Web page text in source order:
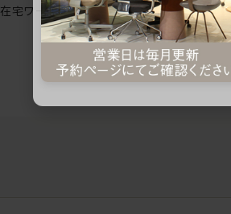
在宅ワークにおすすめのオフィスチェア5選